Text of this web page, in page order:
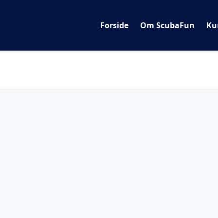
Forside Om ScubaFun